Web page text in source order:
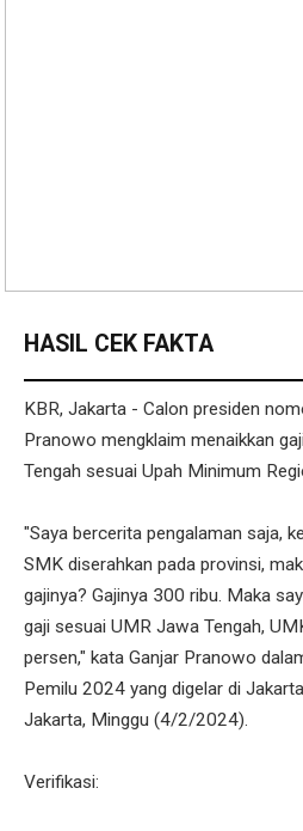
HASIL CEK FAKTA
KBR, Jakarta - Calon presiden
Pranowo mengklaim menaikkan
Tengah sesuai Upah Minimum
"Saya bercerita pengalaman saja,
SMK diserahkan pada provinsi,
gajinya? Gajinya 300 ribu. Maka
gaji sesuai UMR Jawa Tengah,
persen," kata Ganjar Pranowo
Pemilu 2024 yang digelar di
Jakarta, Minggu (4/2/2024).
Verifikasi: